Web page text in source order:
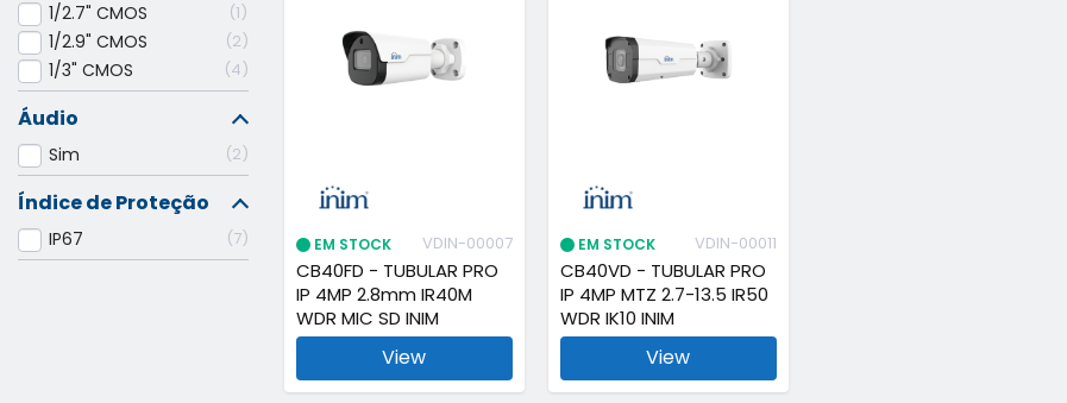
EM STOCK VDIN-00007
CB40FD - TUBULAR PRO
IP 4MP 2.8mm IR40M
WDR MIC SD INIM
View
EM STOCK VDIN-00011
CB40VD - TUBULAR PRO
IP 4MP MTZ 2.7-13.5 IR50
WDR IK10 INIM
View
1/2.7" CMOS 1
1/2.9" CMOS 2
1/3" CMOS 4
Áudio
Sim 2
Índice de Proteção
IP67 7